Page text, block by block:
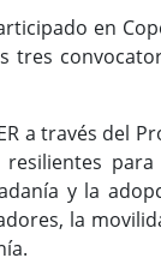
en
a través del
y la
la